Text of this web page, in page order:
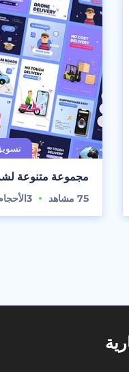
مجموعة متنوعة
75مشاهد 3